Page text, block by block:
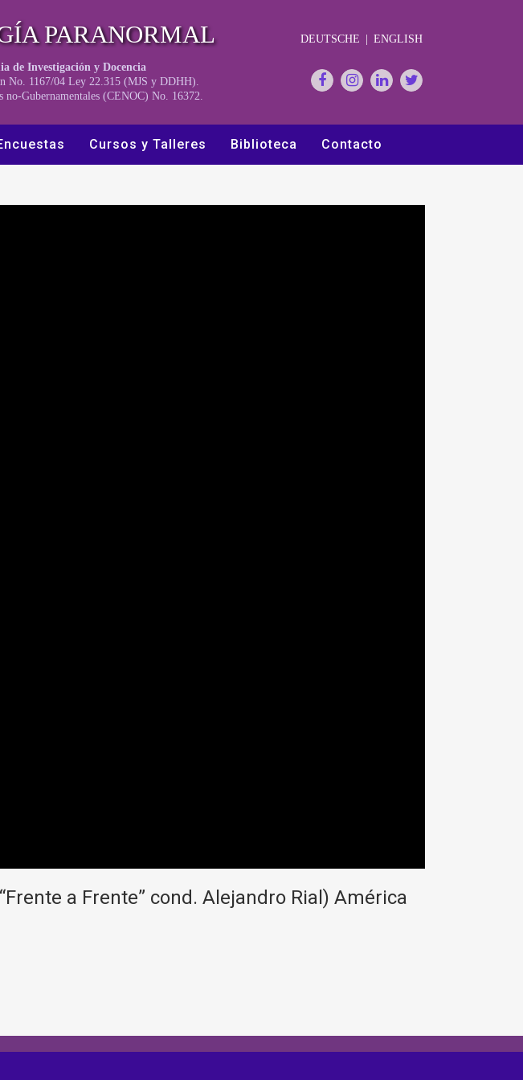
PARANORMAL
de Investigación y Docencia
No. 1167/04 Ley 22.315 (MJS y DDHH).
no-Gubernamentales (CENOC) No. 16372.
DEUTSCHE ENGLISH
Cursos y Talleres Biblioteca Contacto
a Frente” cond. Alejandro Rial) América